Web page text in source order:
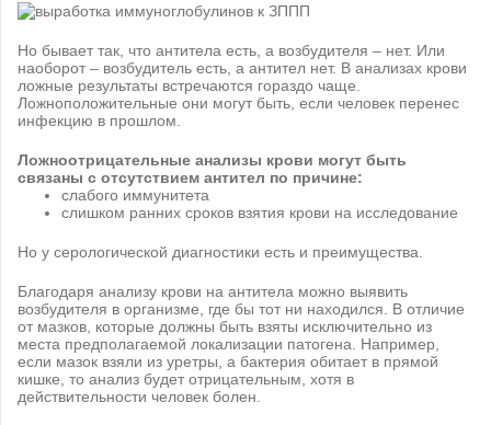
Но бывает так, что антитела есть, а возбудителя – нет. Или
наоборот – возбудитель есть, а антител нет. В анализах крови
ложные результаты встречаются гораздо чаще.
Ложноположительные они могут быть, если человек перенес
инфекцию в прошлом.
Ложноотрицательные анализы крови могут быть
связаны с отсутствием антител по причине:
слабого иммунитета
слишком ранних сроков взятия крови на исследование
Но у серологической диагностики есть и преимущества.
Благодаря анализу крови на антитела можно выявить
возбудителя в организме, где бы тот ни находился. В отличие
от мазков, которые должны быть взяты исключительно из
места предполагаемой локализации патогена. Например,
если мазок взяли из уретры, а бактерия обитает в прямой
кишке, то анализ будет отрицательным, хотя в
действительности человек болен.